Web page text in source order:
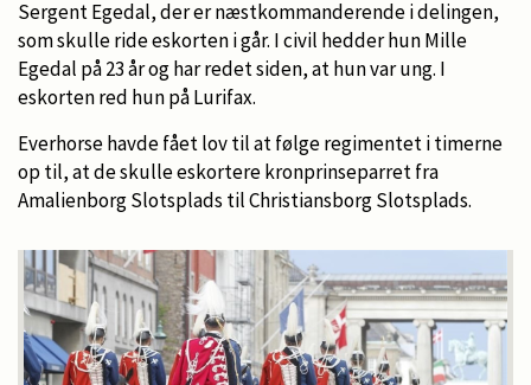
Sergent Egedal, der er næstkommanderende i delingen,
som skulle ride eskorten i går. I civil hedder hun Mille
Egedal på 23 år og har redet siden, at hun var ung. I
eskorten red hun på Lurifax.
Everhorse havde fået lov til at følge regimentet i timerne
op til, at de skulle eskortere kronprinseparret fra
Amalienborg Slotsplads til Christiansborg Slotsplads.